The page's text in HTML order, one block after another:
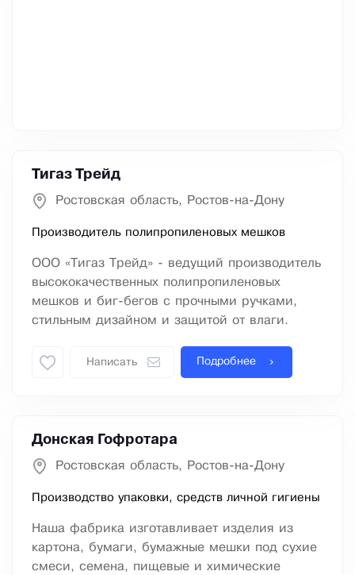
Тигаз Трейд
Ростовская область, Ростов-на-Дону
Производитель полипропиленовых мешков
ООО «Тигаз Трейд» - ведущий производитель
высококачественных полипропиленовых
мешков и биг-бегов с прочными ручками,
стильным дизайном и защитой от влаги.
Написать Подробнее
Донская Гофротара
Ростовская область, Ростов-на-Дону
Производство упаковки, средств личной гигиены
Наша фабрика изготавливает изделия из
картона, бумаги, бумажные мешки под сухие
смеси, семена, пищевые и химические